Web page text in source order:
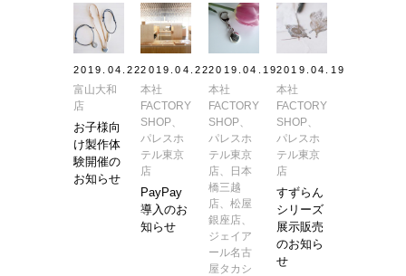
2019.04.22
富山大和
店
お子様向
け製作体
験開催の
お知らせ
2019.04.22
本社
FACTORY
SHOP、
パレスホ
テル東京
店
PayPay
導入のお
知らせ
2019.04.19
本社
FACTORY
SHOP、
パレスホ
テル東京
店、日本
橋三越
店、松屋
銀座店、
ジェイア
ール名古
屋タカシ
2019.04.19
本社
FACTORY
SHOP、
パレスホ
テル東京
店
すずらん
シリーズ
展示販売
のお知ら
せ